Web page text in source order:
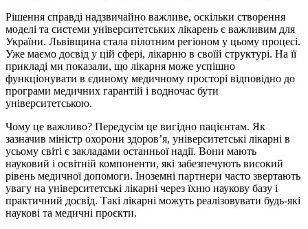
Рішення справді надзвичайно важливе, оскільки створення
моделі та системи університетських лікарень є важливим для
України. Львівщина стала пілотним регіоном у цьому процесі.
Уже маємо досвід у цій сфері, лікарню в своїй структурі. На її
прикладі ми показали, що лікарня може успішно
функціонувати в єдиному медичному просторі відповідно до
програми медичних гарантій і водночас бути
університетською.
Чому це важливо? Передусім це вигідно пацієнтам. Як
зазначив міністр охорони здоров’я, університетські лікарні в
усьому світі є закладами останньої надії. Вони мають
науковий і освітній компоненти, які забезпечують високий
рівень медичної допомоги. Іноземні партнери часто звертають
увагу на університетські лікарні через їхню наукову базу і
практичний досвід. Такі лікарні можуть реалізовувати будь-які
наукові та медичні проєкти.